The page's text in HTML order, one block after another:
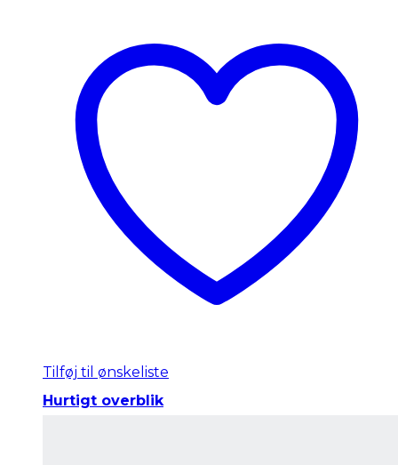
Tilføj til ønskeliste
Hurtigt overblik